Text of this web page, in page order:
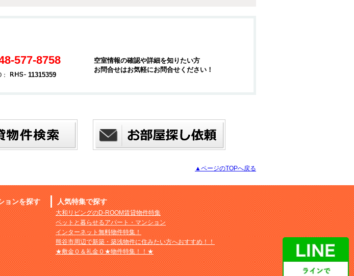
577-8758
11315359
空室情報の確認や詳細を知りたい方
お問合せはお気軽にお問合せください！
▲ページのTOPへ戻る
ョンを探す 人気特集で探す
大和リビングのD-ROOM賃貸物件特集
ペットと暮らせるアパート・マンション
インターネット無料物件特集！
熊谷市周辺で新築・築浅物件に住みたい方へおすすめ！！
★敷金０＆礼金０★物件特集！！★